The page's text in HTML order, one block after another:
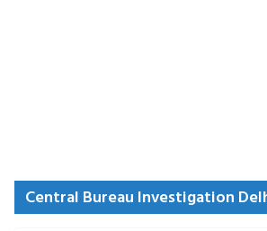
Central Bureau Investigation